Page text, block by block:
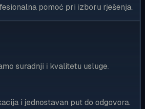
pomoć pri izboru rješenja.
suradnji i kvalitetu usluge.
i jednostavan put do odgovora.